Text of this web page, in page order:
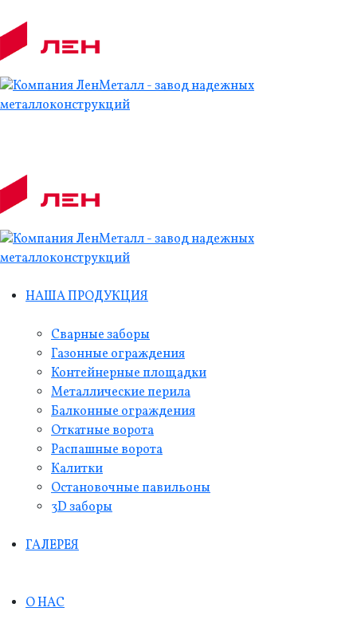
НАША ПРОДУКЦИЯ
Сварные заборы
Газонные ограждения
Контейнерные площадки
Металлические перила
Балконные ограждения
Откатные ворота
Распашные ворота
Калитки
Остановочные павильоны
3D заборы
ГАЛЕРЕЯ
О НАС